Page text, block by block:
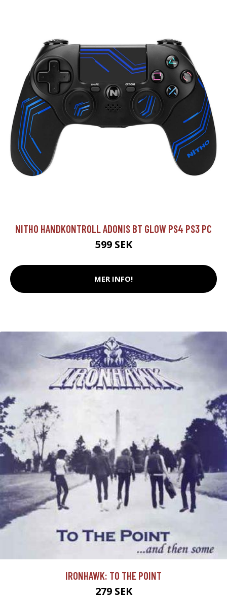
NITHO HANDKONTROLL ADONIS BT GLOW PS4 PS3 PC
599 SEK
MER INFO!
IRONHAWK: TO THE POINT
279 SEK